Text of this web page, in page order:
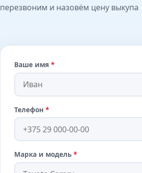
перезвоним и назовём цену выкупа
Ваше имя *
Телефон *
Марка и модель *